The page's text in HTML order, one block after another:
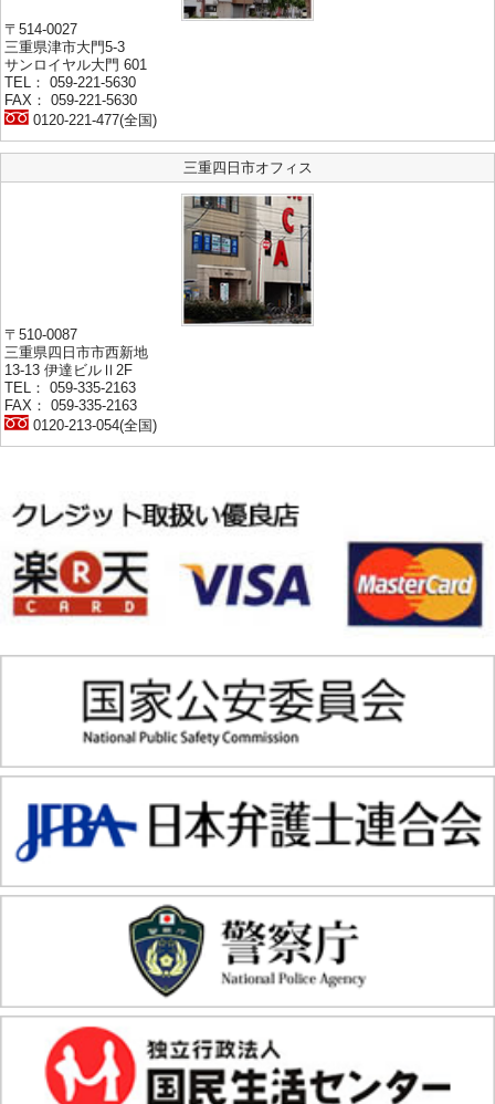
〒514-0027
三重県津市大門5-3
サンロイヤル大門 601
TEL： 059-221-5630
FAX： 059-221-5630
0120-221-477(全国)
三重四日市オフィス
〒510-0087
三重県四日市市西新地
13-13 伊達ビルⅡ2F
TEL： 059-335-2163
FAX： 059-335-2163
0120-213-054(全国)